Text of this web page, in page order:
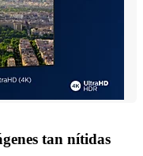
tan nítidas